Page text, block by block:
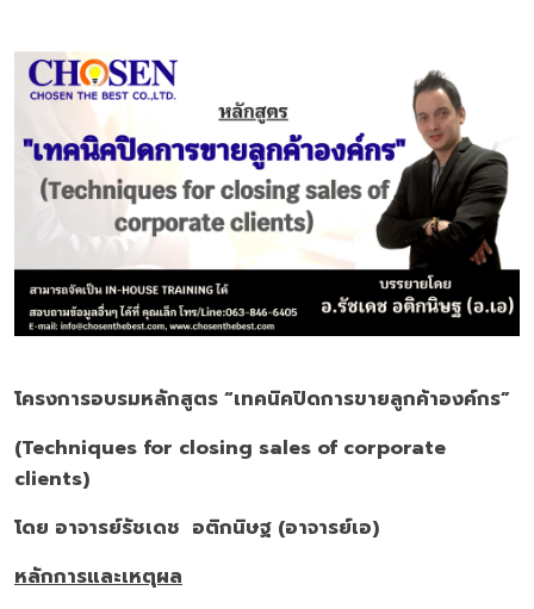
โครงการอบรมหลักสูตร “เทคนิคปิดการขายลูกค้าองค์กร”
(Techniques for closing sales of corporate
clients)
โดย อาจารย์รัชเดช อติกนิษฐ (อาจารย์เอ)
หลักการและเหตุผล